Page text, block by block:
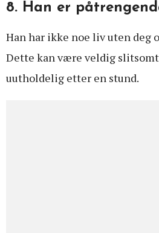
8. Han er
Han har ikke noe liv uten deg
Dette kan være veldig
uutholdelig etter en stund.